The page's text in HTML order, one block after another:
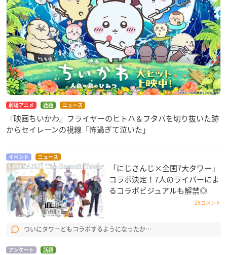
劇場アニメ 話題 ニュース
『映画ちいかわ』フライヤーのヒトハ＆フタバを切り抜いた跡
からセイレーンの視線「怖過ぎて泣いた」
イベント ニュース
「にじさんじ×全国7大タワー」
コラボ決定！7人のライバーによ
るコラボビジュアルも解禁◎
26コメント
ついにタワーともコラボするようになったか…
アンケート 話題